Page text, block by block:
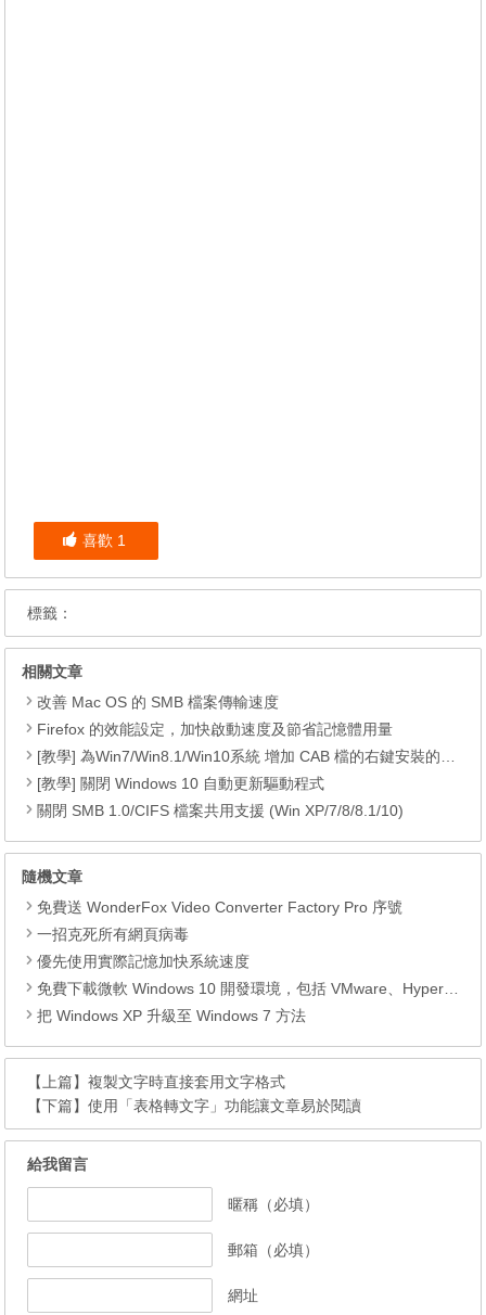
喜歡 1
標籤：
相關文章
改善 Mac OS 的 SMB 檔案傳輸速度
Firefox 的效能設定，加快啟動速度及節省記憶體用量
[教學] 為Win7/Win8.1/Win10系統 增加 CAB 檔的右鍵安裝的功能
[教學] 關閉 Windows 10 自動更新驅動程式
關閉 SMB 1.0/CIFS 檔案共用支援 (Win XP/7/8/8.1/10)
隨機文章
免費送 WonderFox Video Converter Factory Pro 序號
一招克死所有網頁病毒
優先使用實際記憶加快系統速度
免費下載微軟 Windows 10 開發環境，包括 VMware、Hyper-V、VirtualBox 和 Parallels 四種虛擬機器映像檔
把 Windows XP 升級至 Windows 7 方法
【上篇】複製文字時直接套用文字格式
【下篇】使用「表格轉文字」功能讓文章易於閱讀
給我留言
暱稱（必填）
郵箱（必填）
網址